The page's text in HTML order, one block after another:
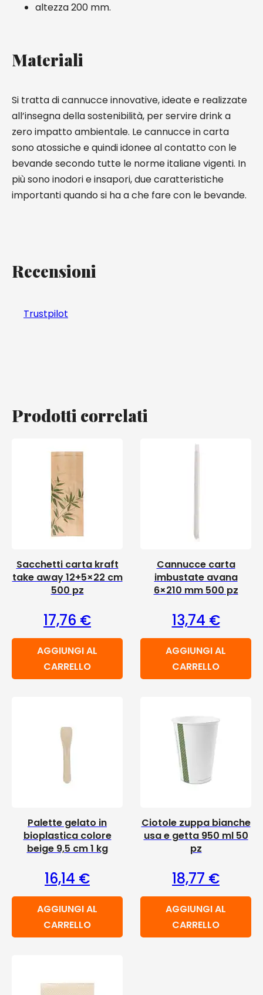
altezza 200 mm.
Materiali
Si tratta di cannucce innovative, ideate e realizzate
all’insegna della sostenibilità, per servire drink a
zero impatto ambientale. Le cannucce in carta
sono atossiche e quindi idonee al contatto con le
bevande secondo tutte le norme italiane vigenti. In
più sono inodori e insapori, due caratteristiche
importanti quando si ha a che fare con le bevande.
Recensioni
Trustpilot
Prodotti correlati
Sacchetti carta kraft
take away 12+5×22 cm
500 pz
17,76 €
AGGIUNGI AL
CARRELLO
Cannucce carta
imbustate avana
6×210 mm 500 pz
13,74 €
AGGIUNGI AL
CARRELLO
Palette gelato in
bioplastica colore
beige 9,5 cm 1 kg
16,14 €
AGGIUNGI AL
CARRELLO
Ciotole zuppa bianche
usa e getta 950 ml 50
pz
18,77 €
AGGIUNGI AL
CARRELLO